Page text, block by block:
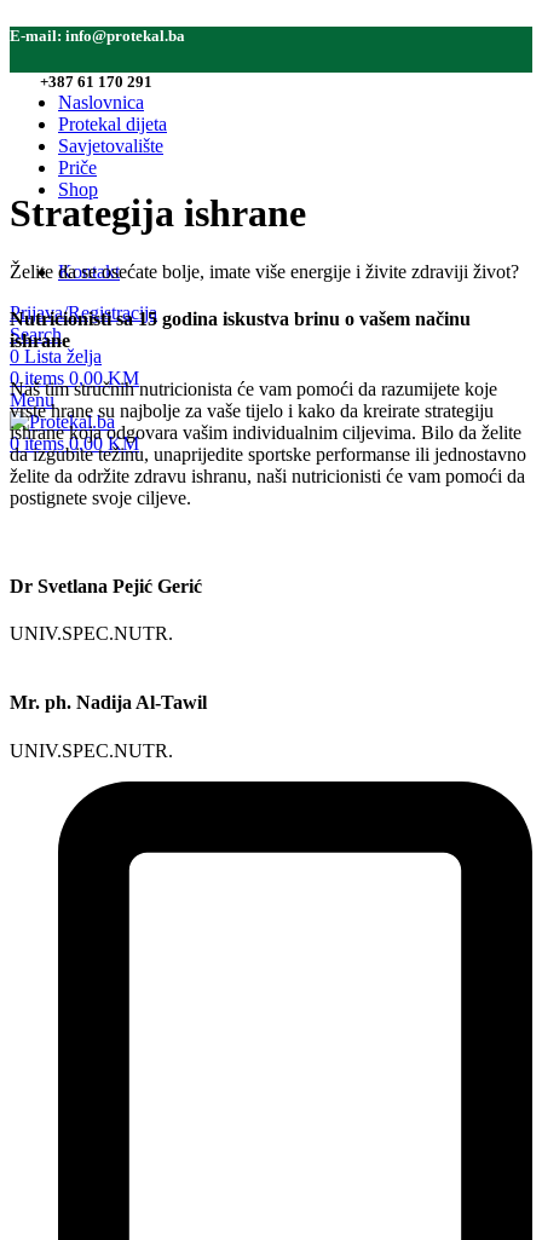
E-mail: info@protekal.ba
+387 61 170 291
Naslovnica
Protekal dijeta
Savjetovalište
Priče
Shop
Kontakt
Prijava/Registracija
Search
0 Lista želja
0items 0,00KM
Menu
0items 0,00KM
Strategija ishrane
Želite da se osećate bolje, imate više energije i živite zdraviji život?
Nutricionisti sa 15 godina iskustva brinu o vašem načinu
ishrane
Naš tim stručnih nutricionista će vam pomoći da razumijete koje
vrste hrane su najbolje za vaše tijelo i kako da kreirate strategiju
ishrane koja odgovara vašim individualnim ciljevima. Bilo da želite
da izgubite težinu, unaprijedite sportske performanse ili jednostavno
želite da održite zdravu ishranu, naši nutricionisti će vam pomoći da
postignete svoje ciljeve.
Dr Svetlana Pejić Gerić
UNIV.SPEC.NUTR.
Mr. ph. Nadija Al-Tawil
UNIV.SPEC.NUTR.